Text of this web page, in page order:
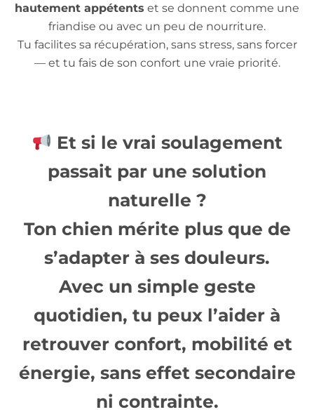
hautement appétents et se donnent comme une
friandise ou avec un peu de nourriture.
Tu facilites sa récupération, sans stress, sans forcer
— et tu fais de son confort une vraie priorité.
Et si le vrai soulagement
passait par une solution
naturelle ?
Ton chien mérite plus que de
s’adapter à ses douleurs.
Avec un simple geste
quotidien, tu peux l’aider à
retrouver confort, mobilité et
énergie, sans effet secondaire
ni contrainte.